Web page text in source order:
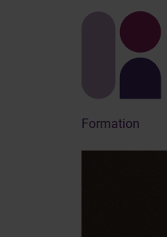
Formation